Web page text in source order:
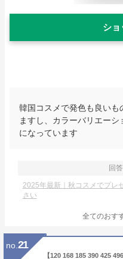
ショ
韓国コスメで発色も良い
ますし、カラーバリエー
になっています
回
2025年最新｜秋コスメでプレ
さい
全てのおす
no. 21